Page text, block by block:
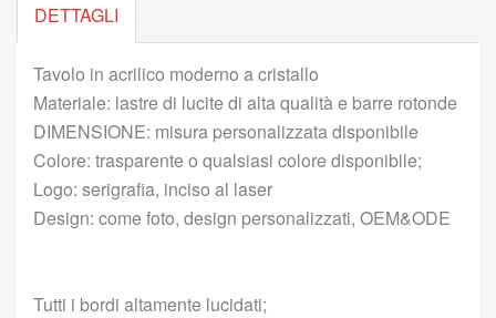
DETTAGLI
Tavolo in acrilico moderno a cristallo
Materiale: lastre di lucite di alta qualità e barre rotonde
DIMENSIONE: misura personalizzata disponibile
Colore: trasparente o qualsiasi colore disponibile;
Logo: serigrafia, inciso al laser
Design: come foto, design personalizzati, OEM&ODE
Tutti i bordi altamente lucidati;